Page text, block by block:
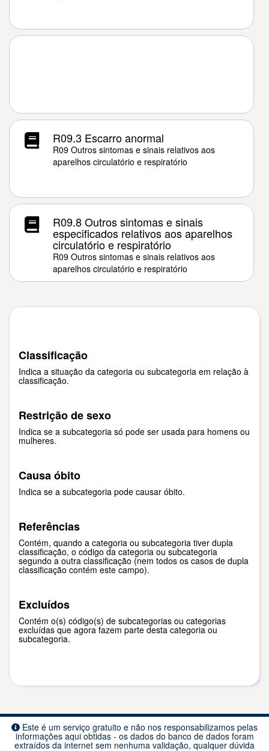
R09.3 Escarro anormal
R09 Outros sintomas e sinais relativos aos
aparelhos circulatório e respiratório
R09.8 Outros sintomas e sinais
especificados relativos aos aparelhos
circulatório e respiratório
R09 Outros sintomas e sinais relativos aos
aparelhos circulatório e respiratório
Classificação
Indica a situação da categoria ou subcategoria em relação à
classificação.
Restrição de sexo
Indica se a subcategoria só pode ser usada para homens ou
mulheres.
Causa óbito
Indica se a subcategoria pode causar óbito.
Referências
Contém, quando a categoria ou subcategoria tiver dupla
classificação, o código da categoria ou subcategoria
segundo a outra classificação (nem todos os casos de dupla
classificação contém este campo).
Excluídos
Contém o(s) código(s) de subcategorias ou categorias
excluídas que agora fazem parte desta categoria ou
subcategoria.
Este é um serviço gratuito e não nos responsabilizamos pelas
informações aqui obtidas - os dados do banco de dados foram
extraídos da internet sem nenhuma validação, qualquer dúvida